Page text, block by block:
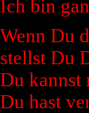
Ich bin
Wenn Du
stellst Du
Du kannst
Du hast